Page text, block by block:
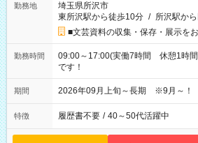
勤務地
埼玉県所沢市
東所沢駅から徒歩10分 / 所沢駅か
■文芸資料の収集・保存・展示を
勤務時間
09:00～17:00(実働7時間 休憩1時
です！
期間 2026年09月上旬～長期 ※9月～！
特徴 履歴書不要 / 40～50代活躍中